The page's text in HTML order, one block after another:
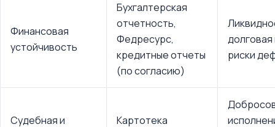
Финансовая
устойчивость
Бухгалтерская
отчетность,
Федресурс,
кредитные отчеты
(по согласию)
долговая
риски
Судебная и Картотека